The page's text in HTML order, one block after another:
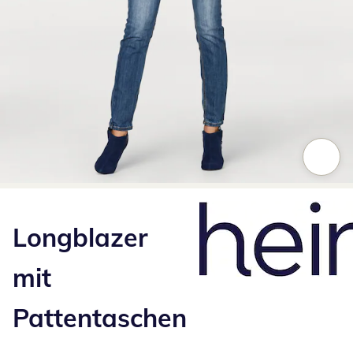
Longblazer
mit
Pattentaschen